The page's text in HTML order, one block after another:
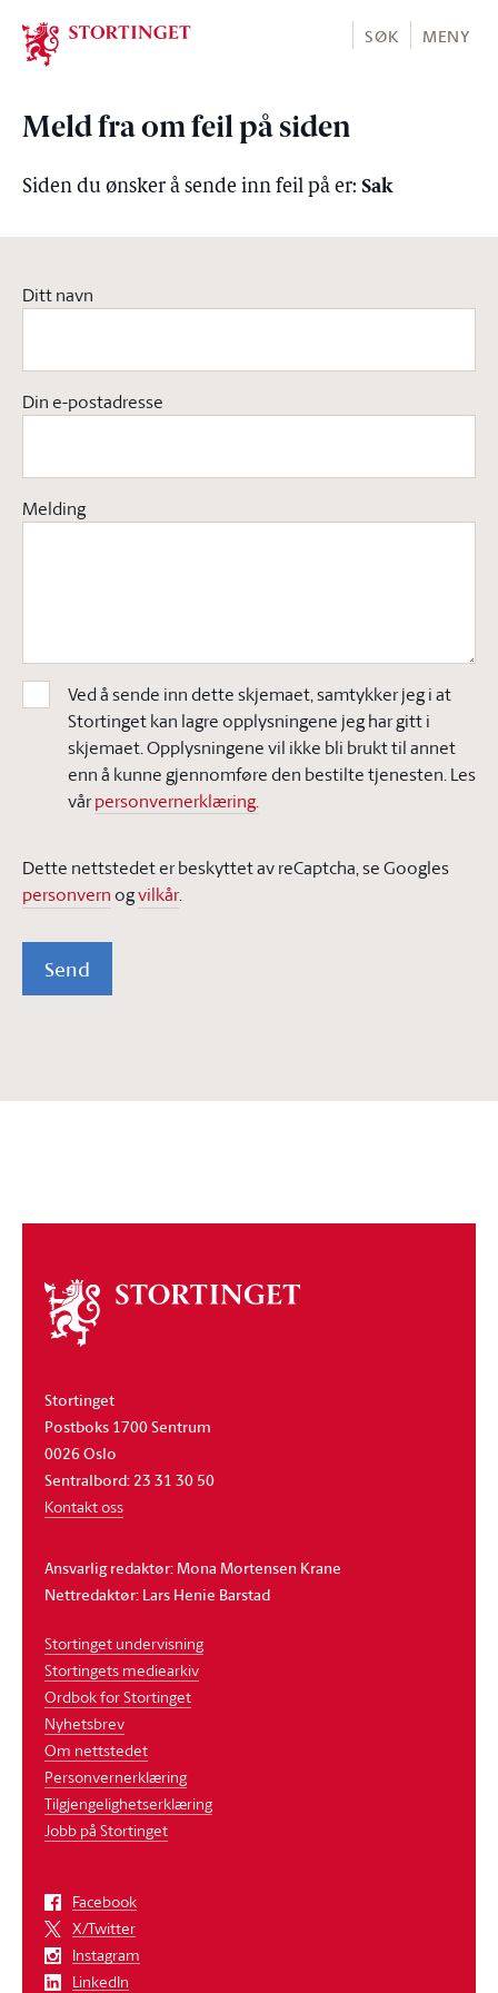
Stortinget.no
SØK MENY
Meld fra om feil på siden
Siden du ønsker å sende inn feil på er: Sak
Ditt navn
Din e-postadresse
Melding
Ved å sende inn dette skjemaet, samtykker jeg i at
Stortinget kan lagre opplysningene jeg har gitt i
skjemaet. Opplysningene vil ikke bli brukt til annet
enn å kunne gjennomføre den bestilte tjenesten. Les
vårpersonvernerklæring.
Dette nettstedet er beskyttet av reCaptcha, se Googles
personvern ogvilkår.
Send
Om
stortinget
Stortinget
Postboks 1700 Sentrum
0026 Oslo
Sentralbord: 23 31 30 50
Kontakt oss
Ansvarlig redaktør: Mona Mortensen Krane
Nettredaktør: Lars Henie Barstad
Stortinget undervisning
Stortingets mediearkiv
Ordbok for Stortinget
Nyhetsbrev
Om nettstedet
Personvernerklæring
Tilgjengelighetserklæring
Jobb på Stortinget
Facebook
X/Twitter
Instagram
LinkedIn